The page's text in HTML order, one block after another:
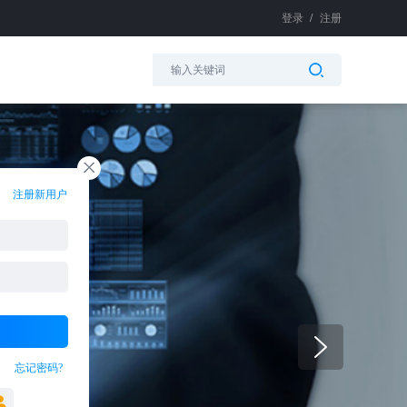
登录 / 注册
注册新用户
忘记密码?